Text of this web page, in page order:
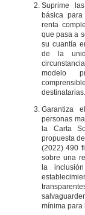
CAPÍTULO
Artículo
Sistema
Inclusión.
DE
MATERIA
Artículo
jurídico.
Artículo
Suprime
básica
renta
que pasa a
su cuantía
de la
modelo
destinatarias.
Garantiza
personas
la Carta
propuesta
(2022) 490
sobre una
la
mínima para